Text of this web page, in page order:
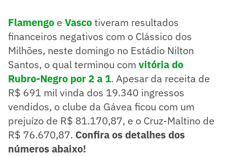
Flamengo e Vascotiveram resultados
financeiros negativos com o Clássico dos
Milhões, neste domingo no Estádio Nilton
Santos, o qual terminou com vitória do
Rubro-Negro por 2 a 1. Apesar da receita de
R$ 691 mil vinda dos 19.340 ingressos
vendidos, o clube da Gávea ficou com um
prejuízo de R$ 81.170,87, e o Cruz-Maltino de
R$ 76.670,87. Confira os detalhes dos
números abaixo!